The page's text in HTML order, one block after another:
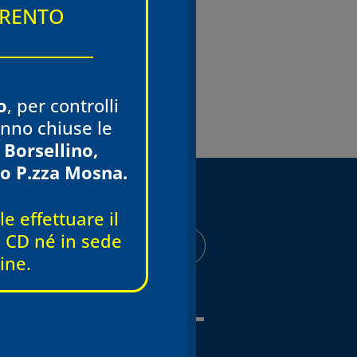
AREA RISERVATA
, per controlli
chiuse le
P.zza Mosna.
effettuare il
né in sede